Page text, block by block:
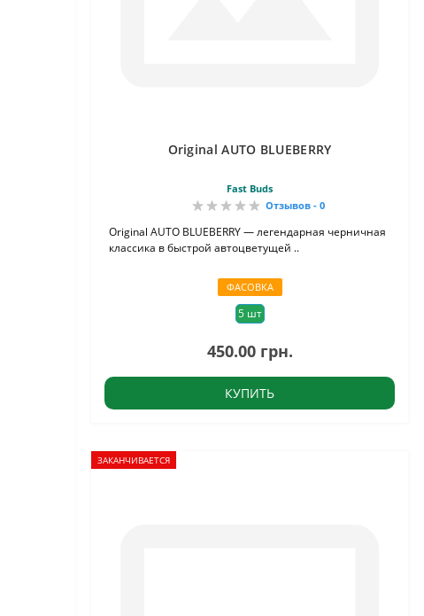
Original AUTO BLUEBERRY
Fast Buds
Отзывов - 0
Original AUTO BLUEBERRY — легендарная черничная
классика в быстрой автоцветущей ..
ФАСОВКА
5 шт
450.00 грн.
КУПИТЬ
ЗАКАНЧИВАЕТСЯ